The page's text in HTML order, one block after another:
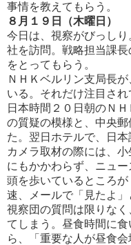
事情を教えてもらう。
８月１９日（木曜日）
今日は、視察がびっし
社を訪問。戦略担当課
をと ってもらう。
ＮＨＫベルリン支局長
いる。それだけ注目され
日本時間２０日朝のＮ
の質疑の模様と、中央
た。翌日 ホテルで、日本
カメラ取材の際には、
にもかかわらず、ニュ
頭を歩いているところ
速、メールで「見たよ」
視察団の質問は限りな
てしまう。昼食時間に
ら、「重要な人が昼食会